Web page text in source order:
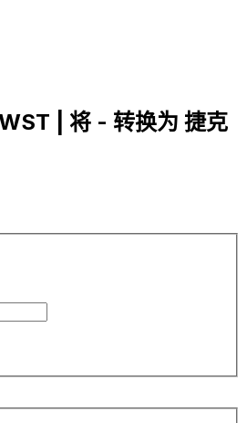
| 将 - 转换为 捷克